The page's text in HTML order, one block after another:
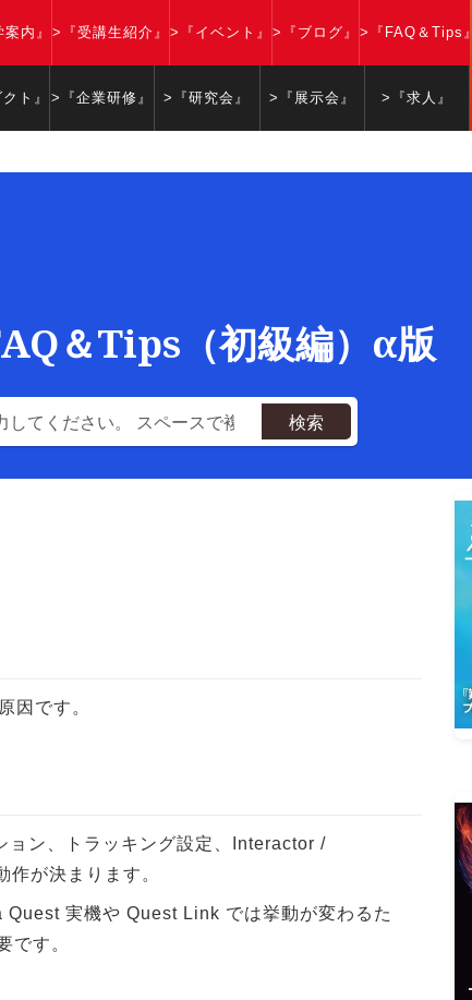
内』 >『受講生紹介』 >『イベント』 >『ブログ』 >『FAQ＆Tips』
ト』 >『企業研修』 >『研究会』 >『展示会』 >『求人』
＆Tips（初級編）α版
検索
因です。
ョン、トラッキング設定、Interactor /
が決まります。
実機や Quest Link では挙動が変わるた
です。